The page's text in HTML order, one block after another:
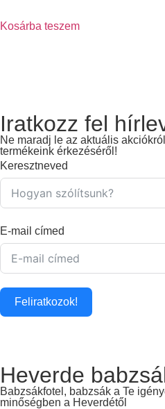
Kosárba teszem
Iratkozz fel
Ne maradj le az aktuális
termékeink érkezéséről!
Keresztneved
E-mail címed
Feliratkozok!
Heverde
Babzsákfotel, babzsák a Te
minőségben a Heverdétől